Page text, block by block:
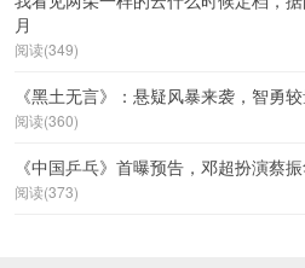
月
阅读(349)
《黑土无言》：悬疑风暴来袭，智勇
阅读(360)
《中国乒乓》首曝预告，邓超扮演蔡
阅读(373)